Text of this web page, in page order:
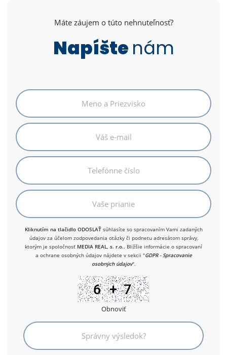
Máte záujem o túto nehnuteľnosť?
Napíšte nám
Kliknutím na tlačidlo ODOSLAŤsúhlasíte so spracovaním Vami zadaných
údajov za účelom zodpovedania otázky či podnetu adresátom správy,
ktorým je spoločnosť MEDIA REAL, s. r.o.. Bližšie informácie o spracovaní
a ochrane osobných údajov nájdete v sekcii "GDPR - Spracovanie
osobných údajov".
Obnoviť